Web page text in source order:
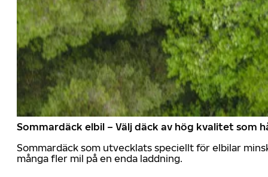
Sommardäck elbil – Välj däck av hög kvalitet som
Sommardäck som utvecklats speciellt för elbilar
många fler mil på en enda laddning.